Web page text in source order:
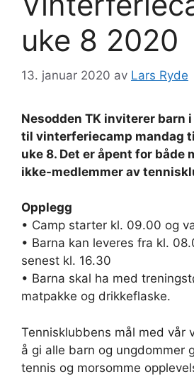
uke 8 2020
13. januar 2020 av Lars Ryde
Nesodden TK inviterer barn
til vinterferiecamp mandag
uke 8. Det er åpent for både
ikke-medlemmer av
Opplegg
• Camp starter kl. 09.00 og
• Barna kan leveres fra kl.
senest kl. 16.30
• Barna skal ha med
matpakke og drikkeflaske.
Tennisklubbens mål med vår
å gi alle barn og ungdommer
tennis og morsomme